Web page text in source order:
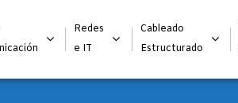
Redes
e IT
Cableado
Estructurado